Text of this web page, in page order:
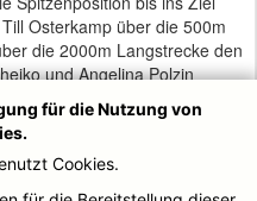
Osterkamp über die 500m
die 2000m Langstrecke den
und Angelina Polzin
B über 500m den
folgte für Daria Scheiko
und Yannick Glittenberg
B über 500m ebenso
weiblichen Schüler A über die
für die Nutzung von
Cookies.